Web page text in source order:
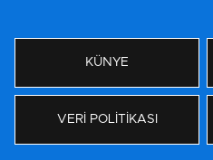
KÜNYE
VERİ POLİTİKASI